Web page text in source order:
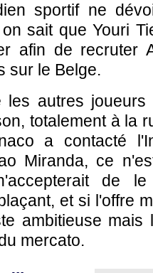
sportif ne
sait que Youri
afin de recruter
sur le Belge.
les autres
totalement à la
a contacté
Miranda, ce
de
et si l'offre
ambitieuse mais
mercato.